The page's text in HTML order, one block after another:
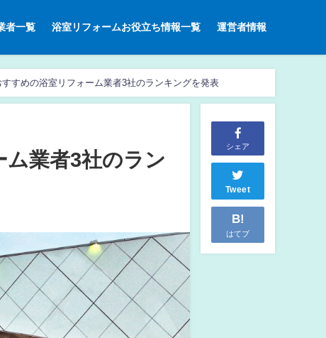
者一覧 浴室リフォームお役立ち情報一覧 運営者情報
すめの浴室リフォーム業者3社のランキングを発表
シェア
Tweet
B!
はてブ
業者3社のラン